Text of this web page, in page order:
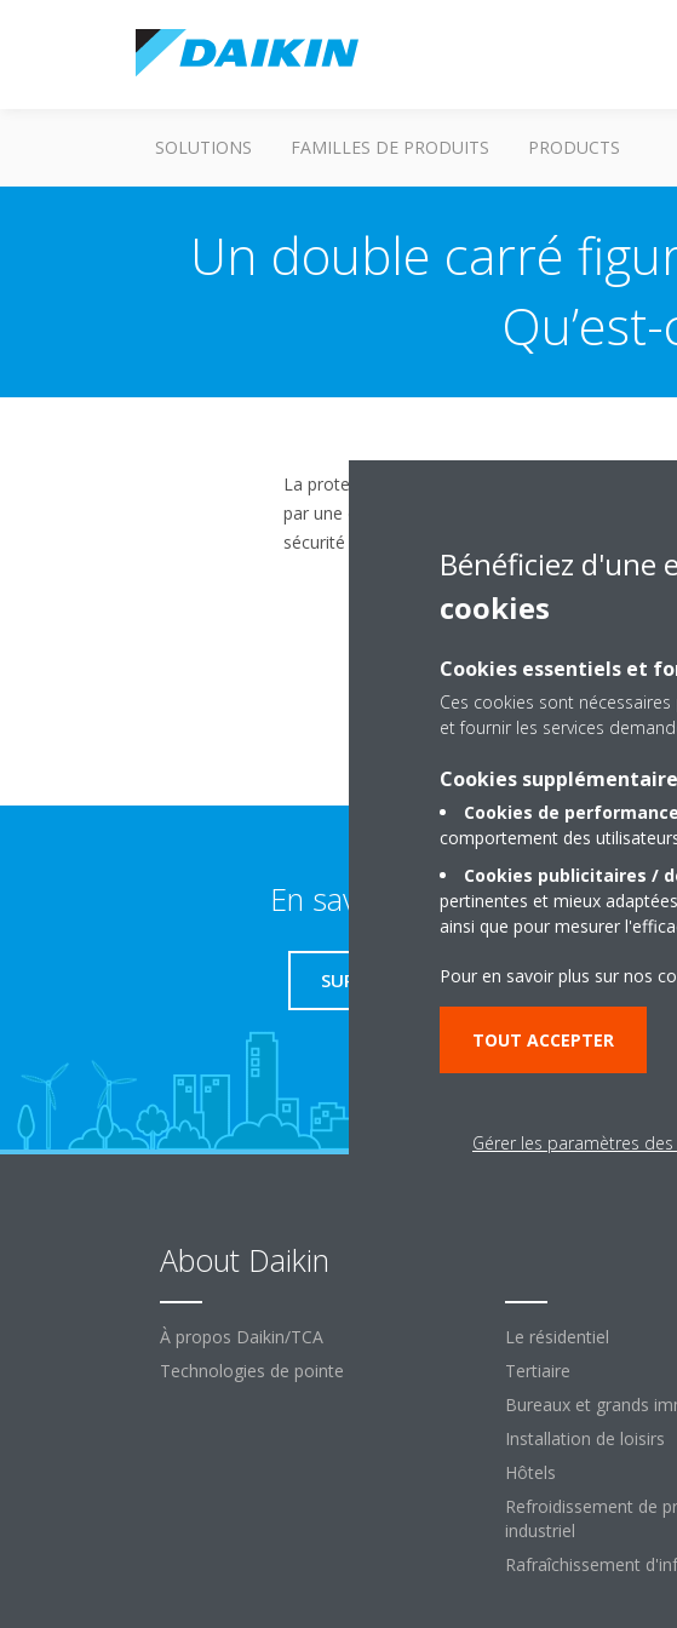
SOLUTIONS FAMILLES DE PRODUITS PRODUCTS
Un double carré
La protection des appareils associés à ce symbole
par une double isolation et ne nécessite aucun
sécurité à une terre (masse).
En savoir plus
SUPPORT
About Daikin
À propos Daikin/TCA
Technologies de pointe
Le résidentiel
Tertiaire
Bureaux et grands
Installation de loisirs
Hôtels
Refroidissement de
industriel
Rafraîchissement
Bénéficiez d'une
cookies
Cookies essentiels et
Ces cookies sont
et fournir les services
Cookies
Cookies de
comportement des
Cookies publicitaires /
pertinentes et mieux
ainsi que pour mesurer
Pour en savoir plus sur nos
TOUT ACCEPTER
Gérer les paramètres